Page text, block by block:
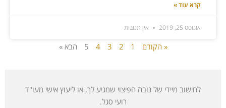
קרא עוד »
אוגוסט 25, 2019 אין תגובות
« הקודם 1
2
3
4
5 הבא »
לחישוב מיידי של גובה הפיצוי שמגיע לך, או ליעוץ אישי מעו"ד
רועי סגל.